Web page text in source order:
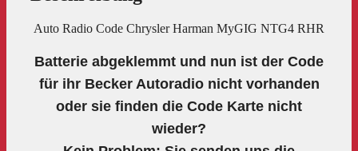
Auto Radio Code Chrysler Harman MyGIG NTG4 RHR
Batterie abgeklemmt und nun ist der Code
für ihr Becker Autoradio nicht vorhanden
oder sie finden die Code Karte nicht
wieder?